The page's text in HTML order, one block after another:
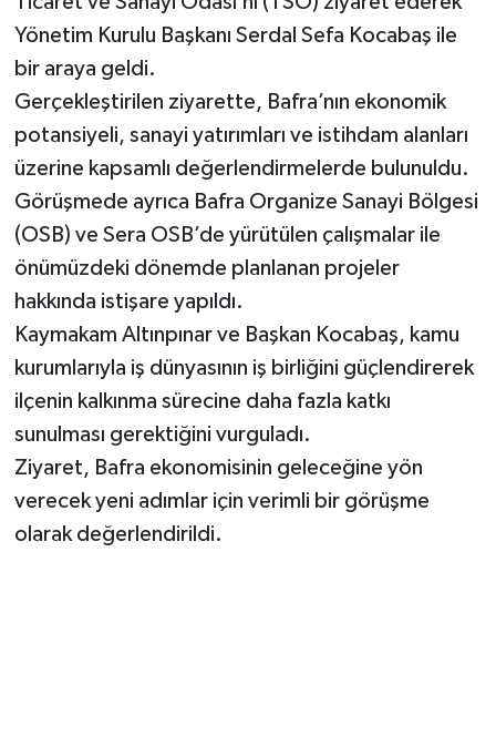
Yönetim Kurulu Başkanı Serdal Sefa Kocabaş ile
bir araya geldi.
Gerçekleştirilen ziyarette, Bafra’nın ekonomik
potansiyeli, sanayi yatırımları ve istihdam alanları
üzerine kapsamlı değerlendirmelerde bulunuldu.
Görüşmede ayrıca Bafra Organize Sanayi Bölgesi
(OSB) ve Sera OSB’de yürütülen çalışmalar ile
önümüzdeki dönemde planlanan projeler
hakkında istişare yapıldı.
Kaymakam Altınpınar ve Başkan Kocabaş, kamu
kurumlarıyla iş dünyasının iş birliğini güçlendirerek
ilçenin kalkınma sürecine daha fazla katkı
sunulması gerektiğini vurguladı.
Ziyaret, Bafra ekonomisinin geleceğine yön
verecek yeni adımlar için verimli bir görüşme
olarak değerlendirildi.